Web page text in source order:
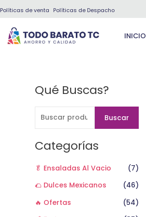
al
contenido
Políticas de venta Políticas de Despacho
INICIO
Qué Buscas?
B
c
a
p
o
Buscar
Categorías
🥬 Ensaladas Al Vacio
(7)
🌮 Dulces Mexicanos
(46)
🔥 Ofertas
(54)